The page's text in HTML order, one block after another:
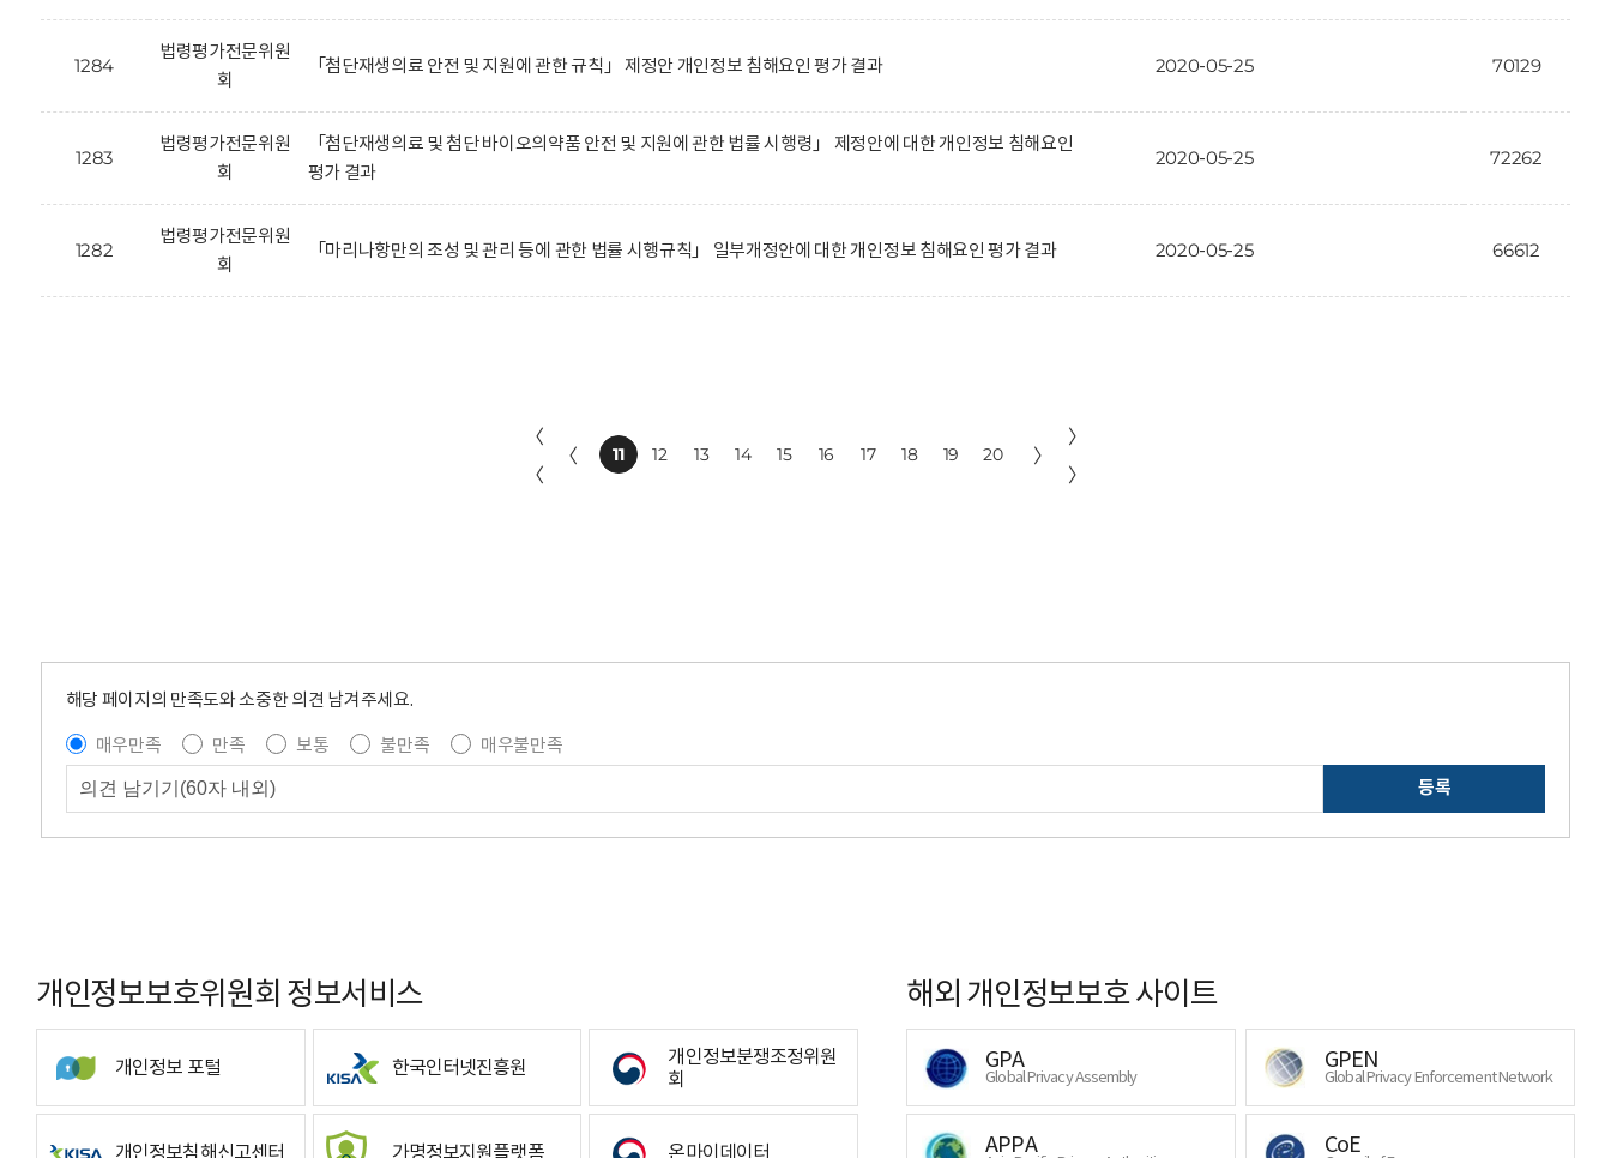
1284
법령평가전문위원
회
「첨단재생의료 안전 및 지원에 관한 규칙」 제정안 개인정보 침해요인 평가 결과 2020-05-25 70129
1283
법령평가전문위원
회
「첨단재생의료 및 첨단 바이오의약품 안전 및 지원에 관한 법률 시행령」 제정안에 대한 개인정보 침해요인
평가 결과
2020-05-25 72262
1282
법령평가전문위원
회
「마리나항만의 조성 및 관리 등에 관한 법률 시행규칙」 일부개정안에 대한 개인정보 침해요인 평가 결과 2020-05-25 66612
〈
〈
〈 11 12 13 14 15 16 17 18 19 20 〉
〉
〉
해당 페이지의 만족도와 소중한 의견 남겨주세요.
매우만족
만족 보통 불만족
매우불만족
등록
개인정보보호위원회 정보서비스
개인정보 포털 한국인터넷진흥원
개인정보분쟁조정위원
회
개인정보침해신고센터 가명정보지원플랫폼 온마이데이터
해외 개인정보보호 사이트
GPA
Global Privacy Assembly
GPEN
Global Privacy Enforcement Network
APPA CoE